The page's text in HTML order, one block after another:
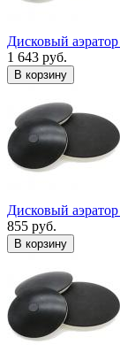
Дисковый
1 643 руб.
В корзину
Дисковый
855 руб.
В корзину